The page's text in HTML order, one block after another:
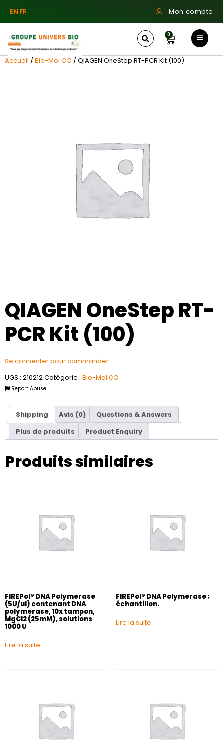
ENFR Mon compte
0
Accueil /Bio-Mol CO / QIAGEN OneStep RT-PCR Kit (100)
QIAGEN OneStep RT-
PCR Kit (100)
Se connecter pour commander
UGS : 210212Catégorie : Bio-Mol CO
Report Abuse
Shipping Avis (0)
Questions & Answers
Plus de produits
Product Enquiry
Produits similaires
FIREPol® DNA Polymerase
(5U/ul) contenant DNA
polymerase, 10x tampon,
MgCl2 (25mM), solutions
1000 U
Lire la suite
FIREPol® DNA Polymerase ;
échantillon.
Lire la suite